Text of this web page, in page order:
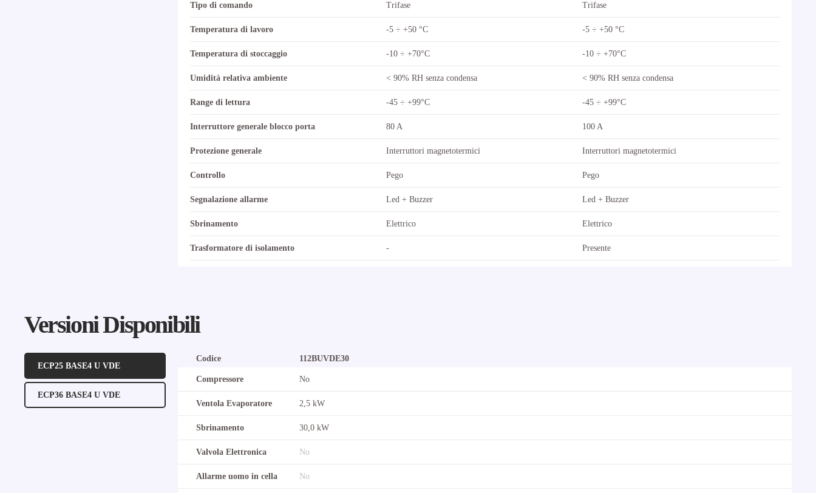
Tipo di comando Trifase Trifase
Temperatura di lavoro -5 ÷ +50 °C -5 ÷ +50 °C
Temperatura di stoccaggio -10 ÷ +70°C -10 ÷ +70°C
Umidità relativa ambiente < 90% RH senza condensa < 90% RH senza condensa
Range di lettura -45 ÷ +99°C -45 ÷ +99°C
Interruttore generale blocco porta 80 A 100 A
Protezione generale Interruttori magnetotermici Interruttori magnetotermici
Controllo Pego Pego
Segnalazione allarme Led + Buzzer Led + Buzzer
Sbrinamento Elettrico Elettrico
Trasformatore di isolamento - Presente
Versioni Disponibili
ECP25 BASE4 U VDE
ECP36 BASE4 U VDE
Codice 112BUVDE30
Compressore No
Ventola Evaporatore 2,5 kW
Sbrinamento 30,0 kW
Valvola Elettronica No
Allarme uomo in cella No